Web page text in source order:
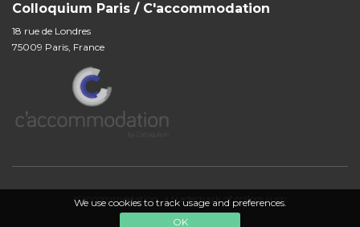
We use cookies to track usage and preferences.
OK
Colloquium Paris / C'accommodation
18 rue de Londres
75009 Paris, France
c'accommodation, a trademark of colloquium